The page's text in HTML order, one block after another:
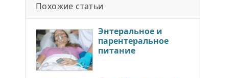
Похожие статьи
Энтеральное и
парентеральное
питание